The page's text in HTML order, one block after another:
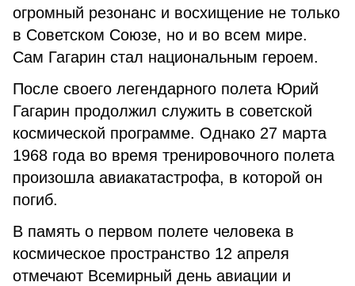
огромный резонанс и восхищение не только
в Советском Союзе, но и во всем мире.
Сам Гагарин стал национальным героем.
После своего легендарного полета Юрий
Гагарин продолжил служить в советской
космической программе. Однако 27 марта
1968 года во время тренировочного полета
произошла авиакатастрофа, в которой он
погиб.
В память о первом полете человека в
космическое пространство 12 апреля
отмечают Всемирный день авиации и